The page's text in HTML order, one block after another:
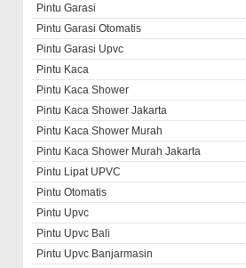
Pintu Garasi
Pintu Garasi Otomatis
Pintu Garasi Upvc
Pintu Kaca
Pintu Kaca Shower
Pintu Kaca Shower Jakarta
Pintu Kaca Shower Murah
Pintu Kaca Shower Murah Jakarta
Pintu Lipat UPVC
Pintu Otomatis
Pintu Upvc
Pintu Upvc Bali
Pintu Upvc Banjarmasin